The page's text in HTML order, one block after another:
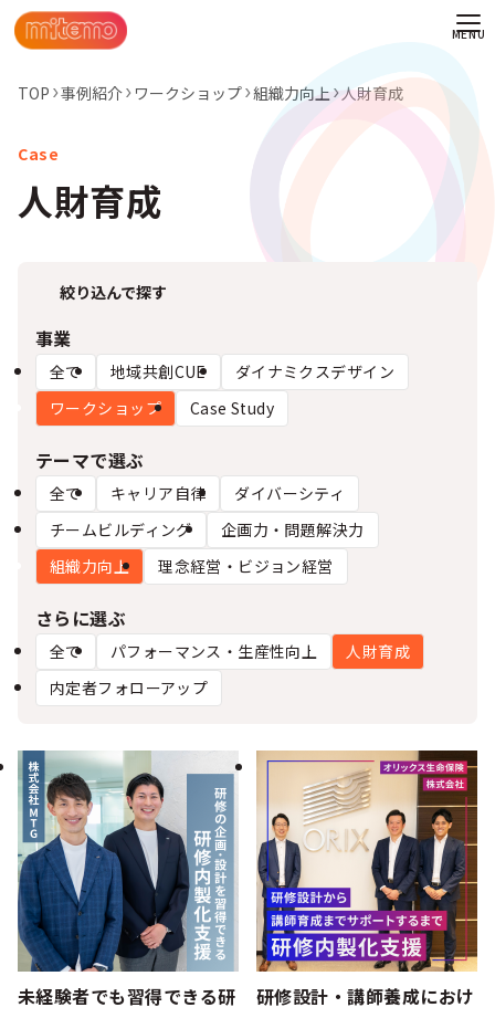
TOP 事例紹介 ワークショップ 組織力向上 人財育成
人財育成
絞り込んで探す
事業
全て 地域共創CUE
ダイナミクスデザイン
ワークショップ
Case Study
テーマで選ぶ
全て キャリア自律
ダイバーシティ
チームビルディング
企画力・問題解決力
組織力向上
理念経営・ビジョン経営
さらに選ぶ
全て パフォーマンス・生産性向上
人財育成
内定者フォローアップ
未経験者でも習得できる研
研修設計・講師養成におけ